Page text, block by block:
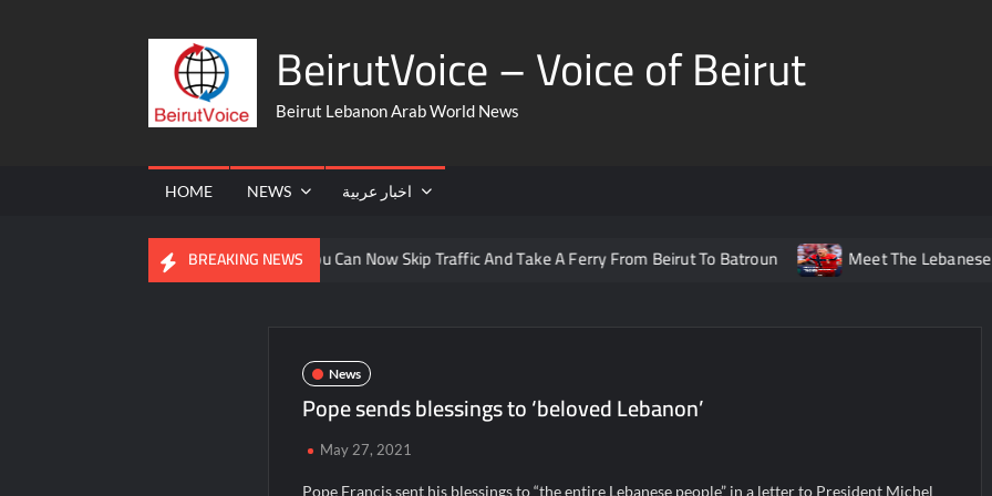
BeirutVoice – Voice of Beirut
Beirut Lebanon Arab World News
HOME NEWS اخبار عربية
BREAKING NEWS
You Can Now Skip Traffic And Take A Ferry From Beirut To Batroun Meet The Lebanese Helping
News
Pope sends blessings to ‘beloved Lebanon’
May 27, 2021
Pope Francis sent his blessings to “the entire Lebanese people” in a letter to President Michel